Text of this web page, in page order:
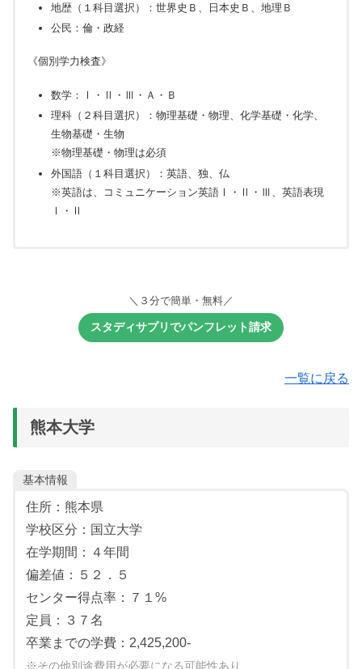
地歴（１科目選択）：世界史Ｂ、日本史Ｂ、地理Ｂ
公民：倫・政経
《個別学力検査》
数学：Ⅰ・Ⅱ・Ⅲ・Ａ・Ｂ
理科（２科目選択）：物理基礎・物理、化学基礎・化学、
生物基礎・生物
※物理基礎・物理は必須
外国語（１科目選択）：英語、独、仏
※英語は、コミュニケーション英語Ⅰ・Ⅱ・Ⅲ、英語表現
Ⅰ・Ⅱ
国語：国語
数学（２科目選択）：Ⅰ・A、Ⅱ・B、簿記・会計、情報関
※数学Ⅰ・A必須
外国語（１科目選択）：英、独、仏、中、韓
※英語は、リスニングを含む
【選択教科：１教科１科目】
地歴（１科目選択）：世界史Ｂ、日本史Ｂ、地理Ｂ
公民：倫・政経
日本語試験の成績
＼３分で簡単・無料／
スタディサプリでパンフレット請求
一覧に戻る
熊本大学
基本情報
住所：熊本県
学校区分：国立大学
在学期間：４年間
偏差値：５２．５
センター得点率：７１%
定員：３７名
卒業までの学費：2,425,200-
※その他別途費用が必要になる可能性あり